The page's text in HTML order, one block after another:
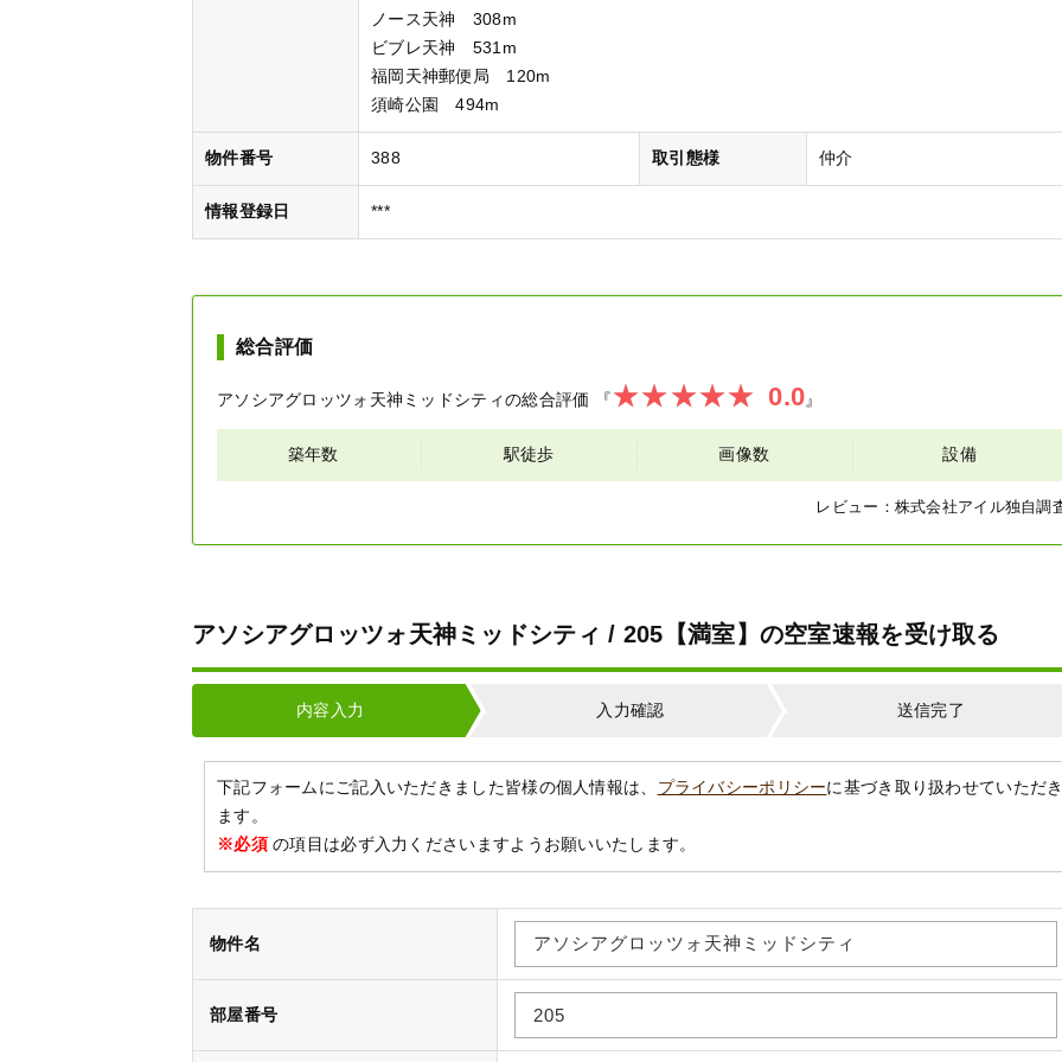
ノース天神 308m
ビブレ天神 531m
福岡天神郵便局 120m
須崎公園 494m
物件番号 388 取引態様 仲介
情報登録日 ***
総合評価
アソシアグロッツォ天神ミッドシティ の総合評価 『 0.0』
築年数 駅徒歩 画像数 設備
レビュー： 株式会社アイル独自調
アソシアグロッツォ天神ミッドシティ / 205【満室】の空室速報を受け取る
内容入力 入力確認 送信完了
下記フォームにご記入いただきました皆様の個人情報は、 プライバシーポリシーに基づき取り扱わせていただ
ます。
※必須の項目は必ず入力くださいますようお願いいたします。
物件名
部屋番号